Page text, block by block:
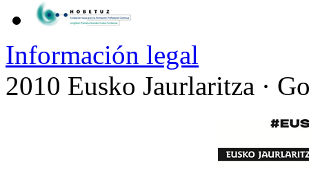
Información legal
2010 Eusko Jaurlaritza ·